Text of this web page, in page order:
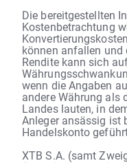
Die bereitgestellten
Kostenbetrachtung
können anfallen und
Rendite kann sich
wenn die Angaben
andere Währung als
Landes lauten, in
Anleger ansässig ist
Handelskonto
XTB S.A. (samt